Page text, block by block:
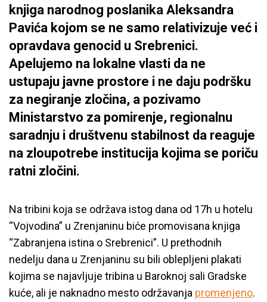
knjiga narodnog poslanika Aleksandra
Pavića kojom se ne samo relativizuje već i
opravdava genocid u Srebrenici.
Apelujemo na lokalne vlasti da ne
ustupaju javne prostore i ne daju podršku
za negiranje zločina, a pozivamo
Ministarstvo za pomirenje, regionalnu
saradnju i društvenu stabilnost da reaguje
na zloupotrebe institucija kojima se poriču
ratni zločini.
Na tribini koja se održava istog dana od 17h u hotelu
“Vojvodina” u Zrenjaninu biće promovisana knjiga
“Zabranjena istina o Srebrenici”. U prethodnih
nedelju dana u Zrenjaninu su bili oblepljeni plakati
kojima se najavljuje tribina u Baroknoj sali Gradske
kuće, ali je naknadno mesto održavanja promenjeno.